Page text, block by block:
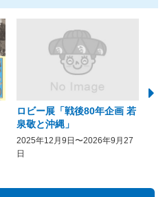
ロビー展「戦後80年企画 若
泉敬と沖縄」
2025年12月9日〜2026年9月27
日